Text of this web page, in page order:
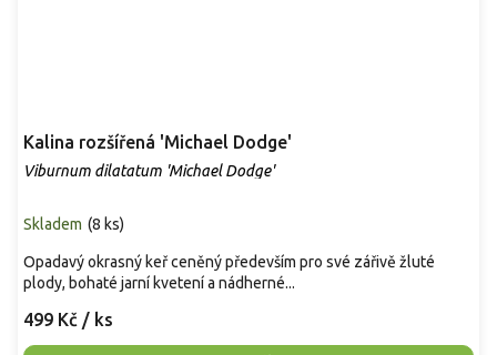
Kalina rozšířená 'Michael Dodge'
Viburnum dilatatum 'Michael Dodge'
Skladem (8 ks)
499 Kč / ks
Opadavý okrasný keř ceněný především pro své zářivě žluté
plody, bohaté jarní kvetení a nádherné...